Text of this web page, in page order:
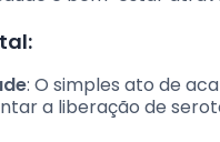
: O simples ato de
a liberação de